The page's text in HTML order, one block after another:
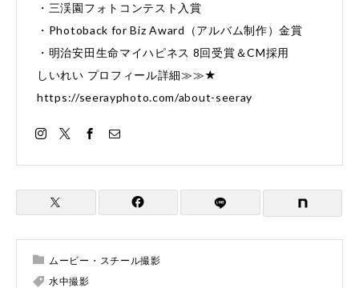
・三渓園フォトコンテスト入賞
・Photoback for Biz Award（アルバム制作）金賞
・明治安田生命マイハピネス 8回受賞＆CM採用
しいれい プロフィール詳細≫≫★
https://seerayphoto.com/about-seeray
ムービー・スチール撮影
水中撮影